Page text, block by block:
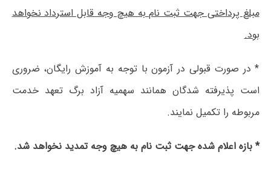
مبلغ پرداختی جهت ثبت نام به هیچ وجه قابل استرداد نخواهد
بود.
* در صورت قبولی در آزمون با توجه به آموزش رایگان، ضروری
است پذیرفته شدگان همانند سهمیه آزاد برگ تعهد خدمت
مربوطه را تکمیل نمایند.
* بازه اعلام شده جهت ثبت نام به هیچ وجه تمدید نخواهد شد.